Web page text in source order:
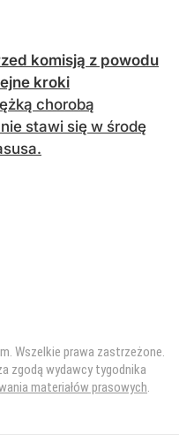
komisją z powodu
kroki
chorobą
stawi się w środę
Wszelkie prawa zastrzeżone.
zgodą wydawcy tygodnika
materiałów prasowych.